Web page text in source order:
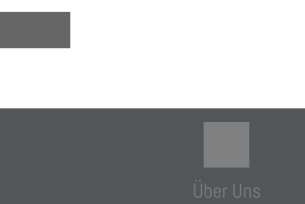
Über Uns